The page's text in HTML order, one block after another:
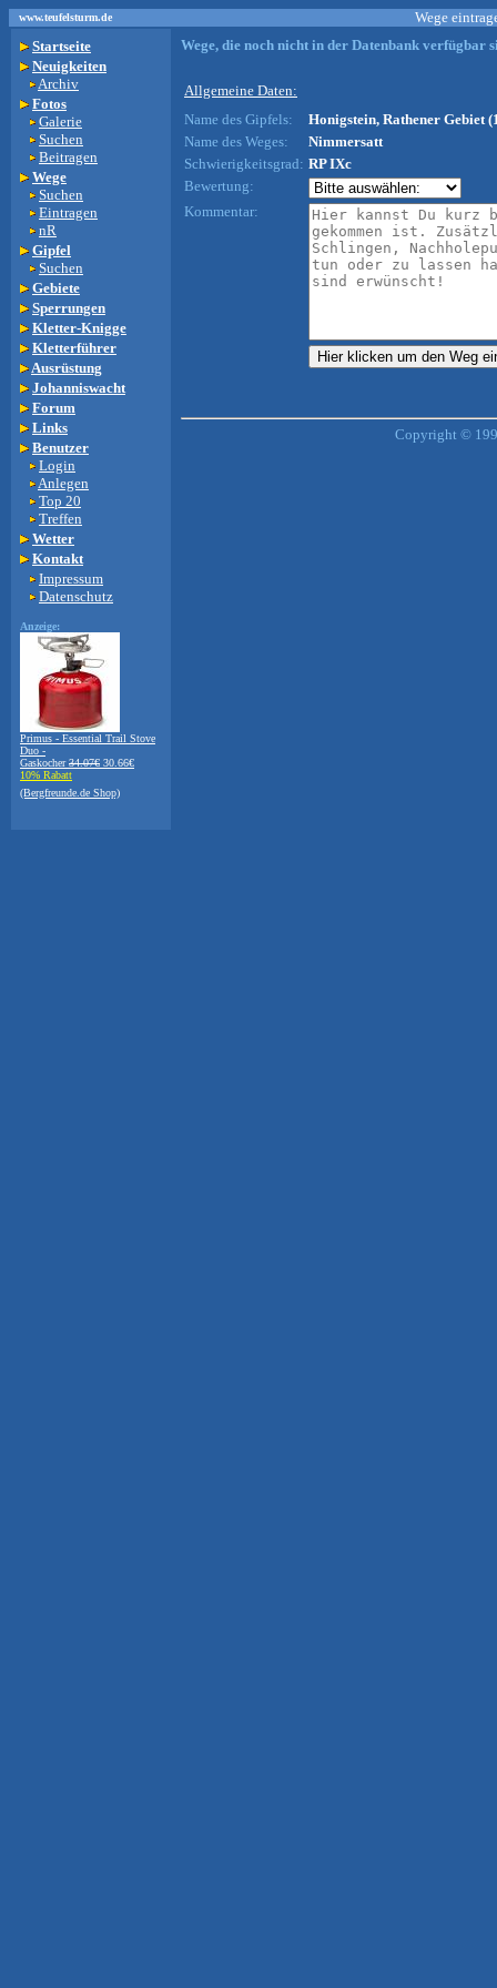
www.teufelsturm.de
Wege
Startseite
Neuigkeiten
Archiv
Fotos
Galerie
Suchen
Beitragen
Wege
Suchen
Eintragen
nR
Gipfel
Suchen
Gebiete
Sperrungen
Kletter-Knigge
Kletterführer
Ausrüstung
Johanniswacht
Forum
Links
Benutzer
Login
Anlegen
Top 20
Treffen
Wetter
Kontakt
Impressum
Datenschutz
Anzeige:
Primus - Essential Trail Stove
Duo -
Gaskocher34.07€ 30.66€
10% Rabatt
(Bergfreunde.de Shop)
Wege, die noch nicht in der Datenbank verfügbar
Allgemeine Daten:
Name des Gipfels:
Honigstein, Rathener Gebiet
Name des Weges:
Nimmersatt
Schwierigkeitsgrad: RP IXc
Bewertung:
Kommentar:
Copyright ©